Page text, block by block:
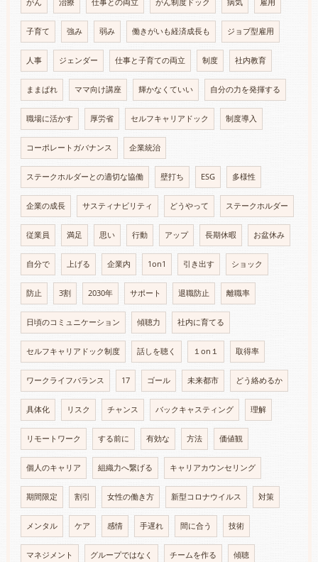
がん 治療 仕事との両立 がん制度ドック 病気 雇用
子育て 強み 弱み 働きがいも経済成長も ジョブ型雇用
人事 ジェンダー 仕事と子育ての両立 制度 社内教育
ままぱれ ママ向け講座 輝かなくていい 自分の力を発揮する
職場に活かす 厚労省 セルフキャリアドック 制度導入
コーポレートガバナンス 企業統治
ステークホルダーとの適切な協働 壁打ち ESG 多様性
企業の成長 サスティナビリティ どうやって ステークホルダー
従業員 満足 思い 行動 アップ 長期休暇 お盆休み
自分で 上げる 企業内 1on1 引き出す ショック
防止 3割 2030年 サポート 退職防止 離職率
日頃のコミュニケーション 傾聴力 社内に育てる
セルフキャリアドック制度 話しを聴く １on１ 取得率
ワークライフバランス 17 ゴール 未来都市 どう絡めるか
具体化 リスク チャンス バックキャスティング 理解
リモートワーク する前に 有効な 方法 価値観
個人のキャリア 組織力へ繋げる キャリアカウンセリング
期間限定 割引 女性の働き方 新型コロナウイルス 対策
メンタル ケア 感情 手遅れ 間に合う 技術
マネジメント グループではなく チームを作る 傾聴